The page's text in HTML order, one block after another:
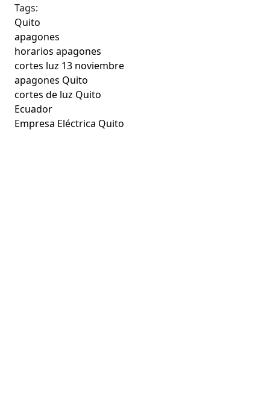
Tags:
Quito
apagones
horarios apagones
cortes luz 13 noviembre
apagones Quito
cortes de luz Quito
Ecuador
Empresa Eléctrica Quito